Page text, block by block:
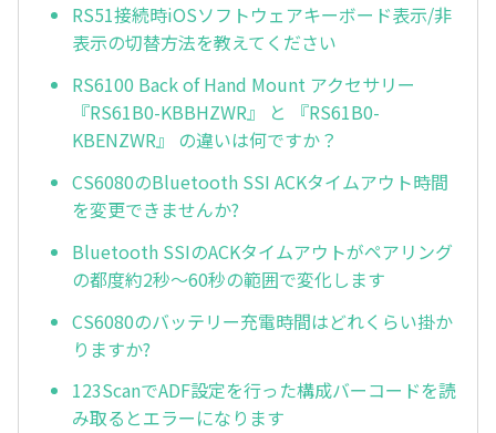
RS51接続時iOSソフトウェアキーボード表示/非
表示の切替方法を教えてください
RS6100 Back of Hand Mount アクセサリー
『RS61B0-KBBHZWR』 と 『RS61B0-
KBENZWR』 の違いは何ですか？
CS6080のBluetooth SSI ACKタイムアウト時間
を変更できませんか?
Bluetooth SSIのACKタイムアウトがペアリング
の都度約2秒～60秒の範囲で変化します
CS6080のバッテリー充電時間はどれくらい掛か
りますか?
123ScanでADF設定を行った構成バーコードを読
み取るとエラーになります